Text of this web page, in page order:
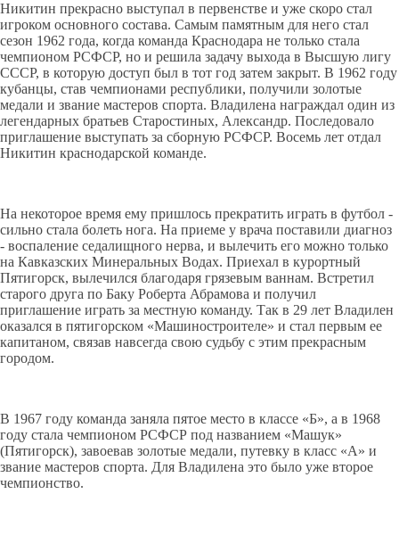
Никитин прекрасно выступал в первенстве и уже скоро стал
игроком основного состава. Самым памятным для него стал
сезон 1962 года, когда команда Краснодара не только стала
чемпионом РСФСР, но и решила задачу выхода в Высшую лигу
СССР, в которую доступ был в тот год затем закрыт. В 1962 году
кубанцы, став чемпионами республики, получили золотые
медали и звание мастеров спорта. Владилена награждал один из
легендарных братьев Старостиных, Александр. Последовало
приглашение выступать за сборную РСФСР. Восемь лет отдал
Никитин краснодарской команде.
На некоторое время ему пришлось прекратить играть в футбол -
сильно стала болеть нога. На приеме у врача поставили диагноз
- воспаление седалищного нерва, и вылечить его можно только
на Кавказских Минеральных Водах. Приехал в курортный
Пятигорск, вылечился благодаря грязевым ваннам. Встретил
старого друга по Баку Роберта Абрамова и получил
приглашение играть за местную команду. Так в 29 лет Владилен
оказался в пятигорском «Машиностроителе» и стал первым ее
капитаном, связав навсегда свою судьбу с этим прекрасным
городом.
В 1967 году команда заняла пятое место в классе «Б», а в 1968
году стала чемпионом РСФСР под названием «Машук»
(Пятигорск), завоевав золотые медали, путевку в класс «А» и
звание мастеров спорта. Для Владилена это было уже второе
чемпионство.